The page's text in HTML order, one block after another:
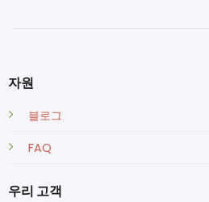
자원
블로그
FAQ
우리 고객